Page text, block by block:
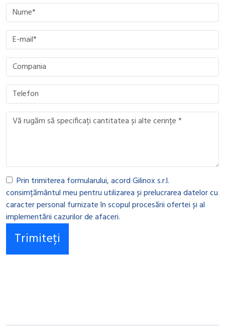
Please leave this field empty.
Please leave this field empty.
Please leave this field empty.
Please leave this field empty.
Prin trimiterea formularului, acord Gilinox s.r.l.
consimțământul meu pentru utilizarea și prelucrarea datelor cu
caracter personal furnizate în scopul procesării ofertei și al
implementării cazurilor de afaceri.